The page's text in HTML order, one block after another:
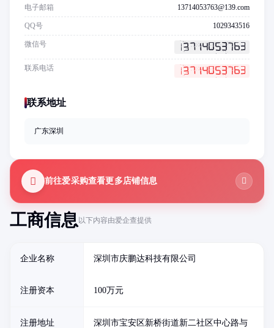
工商信息以下内容由爱企查提供
企业名称 深圳市庆鹏达科技有限公司
注册资本 100万元
注册地址
深圳市宝安区新桥街道新二社区中心路与
电子邮箱 13714053763@139.com
QQ号 1029343516
微信号
联系电话
联系地址
广东深圳
前往爱采购查看更多店铺信息